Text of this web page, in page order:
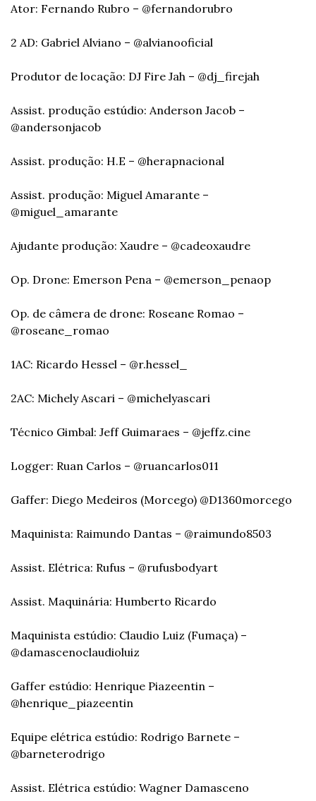
Ator: Fernando Rubro – @fernandorubro
2 AD: Gabriel Alviano – @alvianooficial
Produtor de locação: DJ Fire Jah – @dj_firejah
Assist. produção estúdio: Anderson Jacob –
@andersonjacob
Assist. produção: H.E – @herapnacional
Assist. produção: Miguel Amarante –
@miguel_amarante
Ajudante produção: Xaudre – @cadeoxaudre
Op. Drone: Emerson Pena – @emerson_penaop
Op. de câmera de drone: Roseane Romao –
@roseane_romao
1AC: Ricardo Hessel – @r.hessel_
2AC: Michely Ascari – @michelyascari
Técnico Gimbal: Jeff Guimaraes – @jeffz.cine
Logger: Ruan Carlos – @ruancarlos011
Gaffer: Diego Medeiros (Morcego) @D1360morcego
Maquinista: Raimundo Dantas – @raimundo8503
Assist. Elétrica: Rufus – @rufusbodyart
Assist. Maquinária: Humberto Ricardo
Maquinista estúdio: Claudio Luiz (Fumaça) –
@damascenoclaudioluiz
Gaffer estúdio: Henrique Piazeentin –
@henrique_piazeentin
Equipe elétrica estúdio: Rodrigo Barnete –
@barneterodrigo
Assist. Elétrica estúdio: Wagner Damasceno